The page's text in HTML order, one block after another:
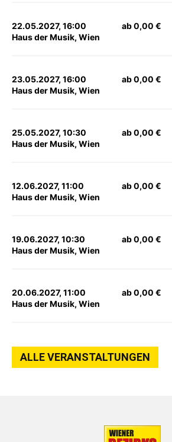
22.05.2027, 16:00
Haus der Musik, Wien
ab 0,00 €
23.05.2027, 16:00
Haus der Musik, Wien
ab 0,00 €
25.05.2027, 10:30
Haus der Musik, Wien
ab 0,00 €
12.06.2027, 11:00
Haus der Musik, Wien
ab 0,00 €
19.06.2027, 10:30
Haus der Musik, Wien
ab 0,00 €
20.06.2027, 11:00
Haus der Musik, Wien
ab 0,00 €
ALLE VERANSTALTUNGEN